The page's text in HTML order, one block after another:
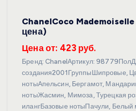
ChanelCoco
цена)
Цена от: 423 руб.
Бренд: ChanelАртикул:
создания2001ГруппыШипровые,
нотыАпельсин, Бергамот,
нотыЖасмин, Мимоза, Турецкая
илангБазовые нотыПачули, Белый